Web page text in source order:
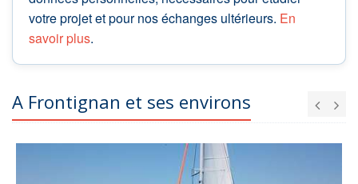
votre projet et pour nos échanges ultérieurs. En
savoir plus.
A Frontignan et ses environs